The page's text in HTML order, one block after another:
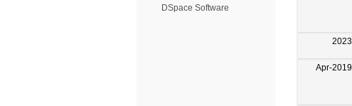
DSpace Software
2023
Apr-2019